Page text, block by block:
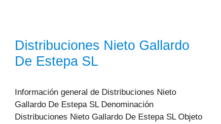
Distribuciones Nieto Gallardo
De Estepa SL
Información general de Distribuciones Nieto
Gallardo De Estepa SL Denominación
Distribuciones Nieto Gallardo De Estepa SL Objeto